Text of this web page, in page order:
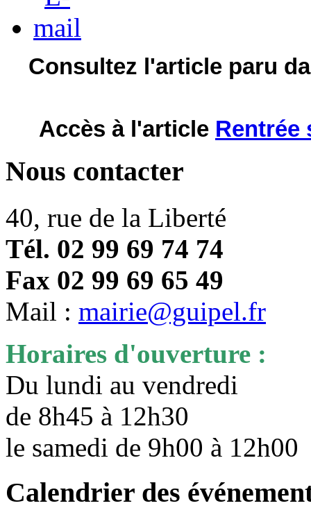
Consultez l'article paru
Accès à l'article Rentrée
Nous contacter
40, rue de la Liberté
Tél. 02 99 69 74 74
Fax 02 99 69 65 49
Mail : mairie@guipel.fr
Horaires d'ouverture :
Du lundi au vendredi
de 8h45 à 12h30
le samedi de 9h00 à
Calendrier des